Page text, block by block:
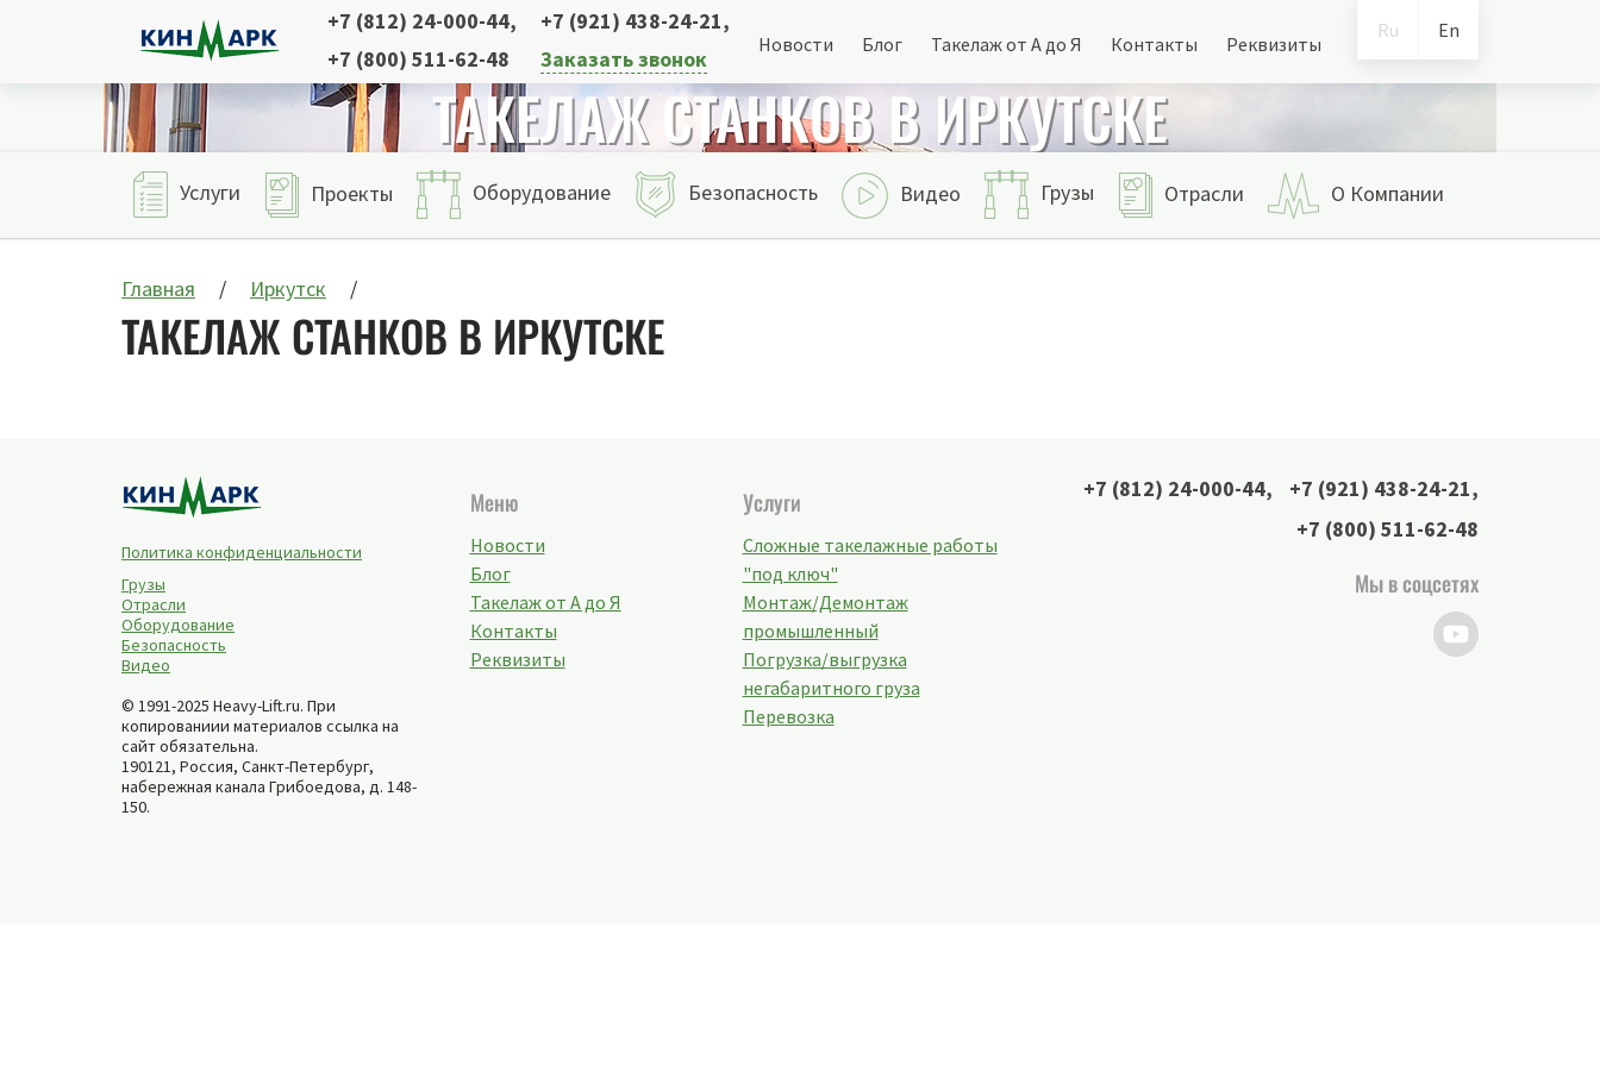
Ru En
+7 (812) 24-000-44, +7 (921) 438-24-21,
+7 (800) 511-62-48
Заказать звонок
Новости Блог Такелаж от А до Я Контакты Реквизиты
ТАКЕЛАЖ СТАНКОВ В ИРКУТСКЕ
Услуги Проекты Оборудование Безопасность Видео Грузы Отрасли О Компании
Главная Иркутск
ТАКЕЛАЖ СТАНКОВ В ИРКУТСКЕ
Политика конфиденциальности
Грузы
Отрасли
Оборудование
Безопасность
Видео
© 1991-2025 Heavy-Lift.ru. При
копированиии материалов ссылка на
сайт обязательна.
190121, Россия, Санкт-Петербург,
набережная канала Грибоедова, д. 148-
150.
Меню
Новости
Блог
Такелаж от А до Я
Контакты
Реквизиты
Услуги
Сложные такелажные работы
"под ключ"
Монтаж/Демонтаж
промышленный
Погрузка/выгрузка
негабаритного груза
Перевозка
+7 (812) 24-000-44, +7 (921) 438-24-21,
+7 (800) 511-62-48
Мы в соцсетях